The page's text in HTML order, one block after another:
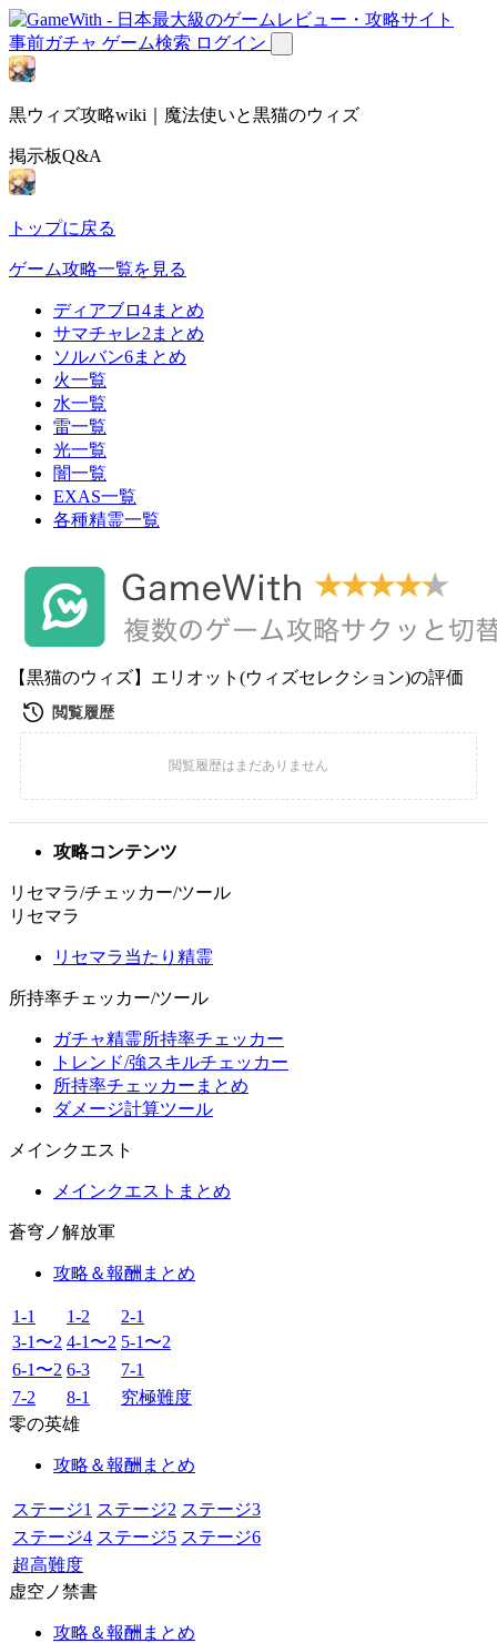
事前ガチャ ゲーム検索 ログイン
黒ウィズ攻略wiki｜魔法使いと黒猫のウィズ
掲示板Q&A
トップに戻る
ゲーム攻略一覧を見る
ディアブロ4まとめ
サマチャレ2まとめ
ソルバン6まとめ
火一覧
水一覧
雷一覧
光一覧
闇一覧
EXAS一覧
各種精霊一覧
【黒猫のウィズ】エリオット(ウィズセレクション)の評価
攻略コンテンツ
リセマラ/チェッカー/ツール
リセマラ
リセマラ当たり精霊
所持率チェッカー/ツール
ガチャ精霊所持率チェッカー
トレンド/強スキルチェッカー
所持率チェッカーまとめ
ダメージ計算ツール
メインクエスト
メインクエストまとめ
蒼穹ノ解放軍
攻略＆報酬まとめ
1-1 1-2
2-1
3-1〜2 4-1〜2 5-1〜2
6-1〜2 6-3
7-1
7-2
8-1
究極難度
零の英雄
攻略＆報酬まとめ
ステージ1 ステージ2 ステージ3
ステージ4 ステージ5 ステージ6
超高難度
虚空ノ禁書
攻略＆報酬まとめ